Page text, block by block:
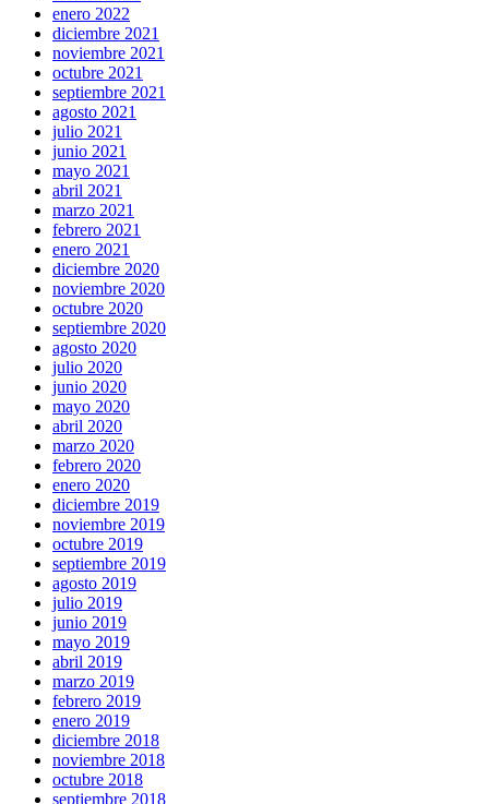
enero 2022
diciembre 2021
noviembre 2021
octubre 2021
septiembre 2021
agosto 2021
julio 2021
junio 2021
mayo 2021
abril 2021
marzo 2021
febrero 2021
enero 2021
diciembre 2020
noviembre 2020
octubre 2020
septiembre 2020
agosto 2020
julio 2020
junio 2020
mayo 2020
abril 2020
marzo 2020
febrero 2020
enero 2020
diciembre 2019
noviembre 2019
octubre 2019
septiembre 2019
agosto 2019
julio 2019
junio 2019
mayo 2019
abril 2019
marzo 2019
febrero 2019
enero 2019
diciembre 2018
noviembre 2018
octubre 2018
septiembre 2018